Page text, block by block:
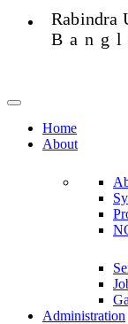
Rabindra
Home
About
Administration